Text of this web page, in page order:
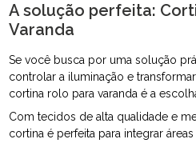
A solução perfeita:
Varanda
Se você busca por uma solução
controlar a iluminação e
cortina rolo para varanda é a
Com tecidos de alta qualidade e
cortina é perfeita para integrar